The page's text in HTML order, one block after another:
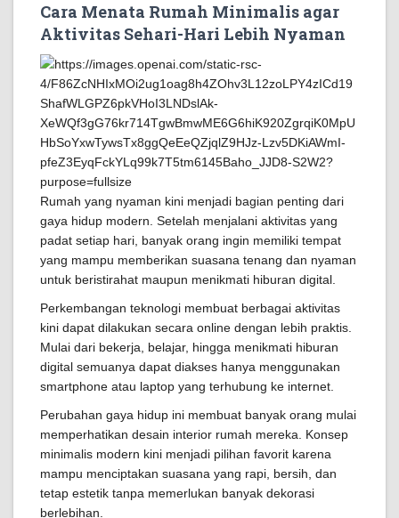
Cara Menata Rumah Minimalis agar
Aktivitas Sehari-Hari Lebih Nyaman
Rumah yang nyaman kini menjadi bagian penting dari
gaya hidup modern. Setelah menjalani aktivitas yang
padat setiap hari, banyak orang ingin memiliki tempat
yang mampu memberikan suasana tenang dan nyaman
untuk beristirahat maupun menikmati hiburan digital.
Perkembangan teknologi membuat berbagai aktivitas
kini dapat dilakukan secara online dengan lebih praktis.
Mulai dari bekerja, belajar, hingga menikmati hiburan
digital semuanya dapat diakses hanya menggunakan
smartphone atau laptop yang terhubung ke internet.
Perubahan gaya hidup ini membuat banyak orang mulai
memperhatikan desain interior rumah mereka. Konsep
minimalis modern kini menjadi pilihan favorit karena
mampu menciptakan suasana yang rapi, bersih, dan
tetap estetik tanpa memerlukan banyak dekorasi
berlebihan.